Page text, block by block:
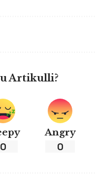
Artikulli?
0
Angry
0